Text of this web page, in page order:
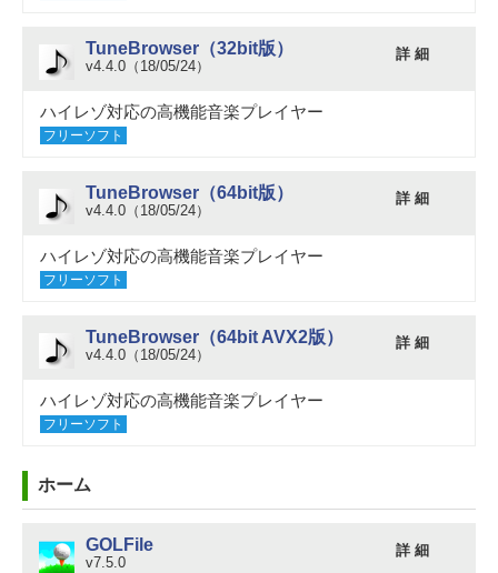
TuneBrowser（32bit版）
v4.4.0（18/05/24）
詳 細
ハイレゾ対応の高機能音楽プレイヤー
フリーソフト
TuneBrowser（64bit版）
v4.4.0（18/05/24）
詳 細
ハイレゾ対応の高機能音楽プレイヤー
フリーソフト
TuneBrowser（64bit AVX2版）
v4.4.0（18/05/24）
詳 細
ハイレゾ対応の高機能音楽プレイヤー
フリーソフト
ホーム
GOLFile
v7.5.0
詳 細